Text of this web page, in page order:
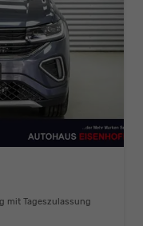
mit Tageszulassung